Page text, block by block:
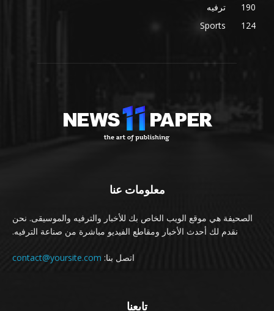
ترفيه
190
Sports
124
معلومات عنا
الصحيفة هي موقع الويب الخاص بك للأخبار والترفيه والموسيقى. نحن
نقدم لك أحدث الأخبار ومقاطع الفيديو مباشرة من صناعة الترفيه.
اتصل بنا: contact@yoursite.com
تابعنا